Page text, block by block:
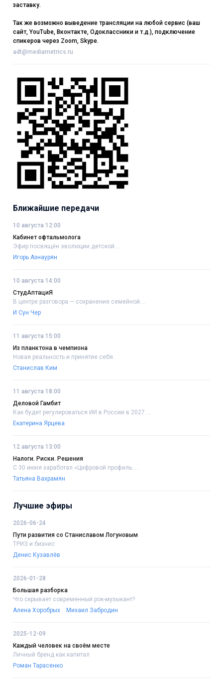
заставку.
Так же возможно выведение трансляции на любой сервис (ваш
сайт, YouTube, Вконтакте, Одоклассники и т.д.), подключение
спикеров через Zoom, Skype.
adt@mediametrics.ru
Ближайшие передачи
10 августа 12:00
Кабинет офтальмолога
Эфир посвящён эволюции детской....
Игорь Азнаурян
10 августа 14:00
СтудАптациЯ
В центре разговора — сохранение семейной....
И Сун Чер
11 августа 15:00
Из планктона в чемпиона
Новая реальность и принятие себя..
Станислав Ким
11 августа 18:00
Деловой Гамбит
Как будет регулироваться ИИ в России в 2027....
Екатерина Ярцева
12 августа 13:00
Налоги. Риски. Решения
С 30 июня заработал «Цифровой профиль....
Татьяна Вахрамян
Лучшие эфиры
2026-06-24
Пути развития со Станиславом Логуновым
ТРИЗ и бизнес
Денис Кузавлёв
2026-01-28
Большая разборка
Что скрывает современный рок-музыкант?
Алена Хоробрых
Михаил Забродин
2025-12-09
Каждый человек на своём месте
Личный бренд как капитал
Роман Тарасенко